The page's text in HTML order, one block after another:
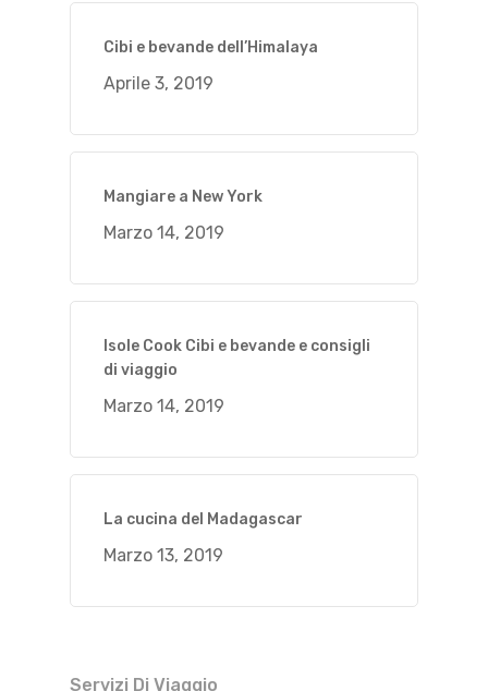
Cibi e bevande dell’Himalaya
Aprile 3, 2019
Mangiare a New York
Marzo 14, 2019
Isole Cook Cibi e bevande e consigli
di viaggio
Marzo 14, 2019
La cucina del Madagascar
Marzo 13, 2019
Servizi Di Viaggio